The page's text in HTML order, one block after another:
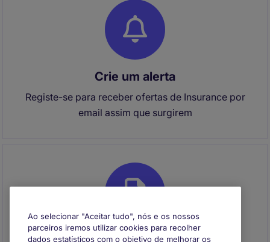
Crie um alerta
Registe-se para receber ofertas de Insurance por
email assim que surgirem
Ao selecionar "Aceitar tudo", nós e os nossos
parceiros iremos utilizar cookies para recolher
dados estatísticos com o objetivo de melhorar os